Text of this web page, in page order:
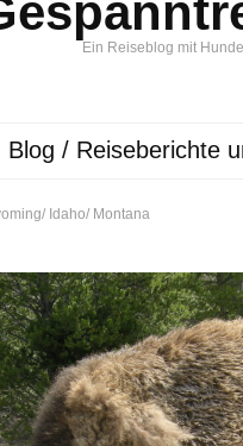
Ein Reiseblog mit
Blog / Reiseberichte
Idaho/ Montana